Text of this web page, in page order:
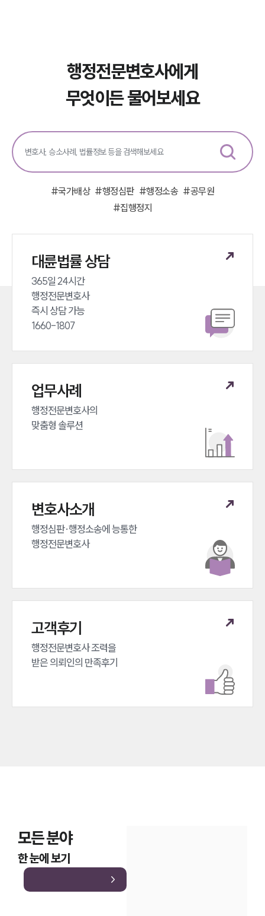
업무분야
헌법·행정·규제·개혁그룹 업무
전체
구성원 소개
소식/자료
법률 블로그
대륜법률상담예약
행정전문변호사에게
무엇이든 물어보세요
#국가배상 #행정심판 #행정소송 #공무원
#집행정지
대륜법률 상담
365일 24시간
행정전문변호사
즉시 상담 가능
1660-1807
업무사례
행정전문변호사의
맞춤형 솔루션
변호사소개
행정심판·행정소송에 능통한
행정전문변호사
고객후기
행정전문변호사 조력을
받은 의뢰인의 만족후기
모든 분야
한 눈에 보기